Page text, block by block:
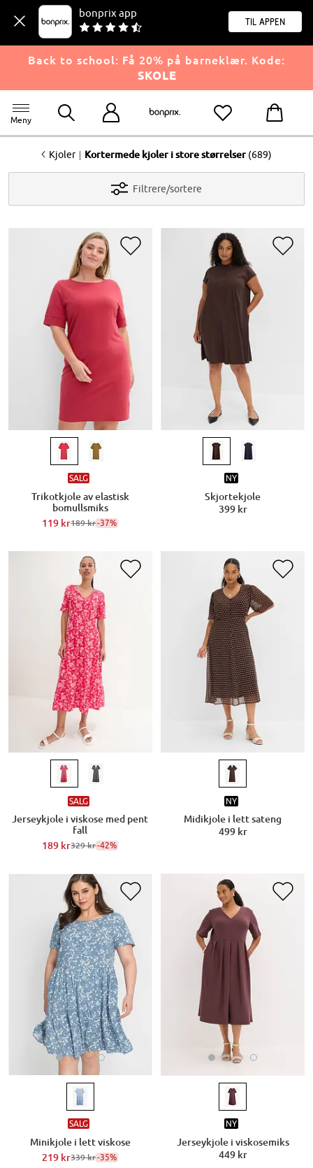
bonprix app
til appen
Back to school: Få 20% på barneklær. Kode:
SKOLE
Meny
<Kjoler | Kortermede kjoler i store størrelser (689)
Filtrere/sortere
SALG
Trikotkjole av elastisk
bomullsmiks
119 kr189 kr-37%
NY
Skjortekjole
399 kr
SALG
Jerseykjole i viskose med pent
fall
189 kr329 kr-42%
NY
Midikjole i lett sateng
499 kr
SALG
Minikjole i lett viskose
219 kr339 kr-35%
NY
Jerseykjole i viskosemiks
449 kr